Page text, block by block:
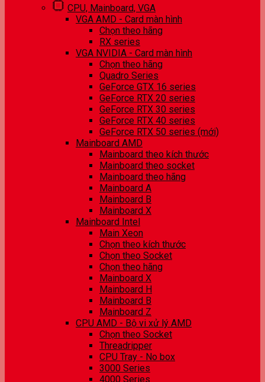
CPU, Mainboard, VGA
VGA AMD - Card màn hình
Chọn theo hãng
RX series
VGA NVIDIA - Card màn hình
Chọn theo hãng
Quadro Series
GeForce GTX 16 series
GeForce RTX 20 series
GeForce RTX 30 series
GeForce RTX 40 series
GeForce RTX 50 series (mới)
Mainboard AMD
Mainboard theo kích thước
Mainboard theo socket
Mainboard theo hãng
Mainboard A
Mainboard B
Mainboard X
Mainboard Intel
Main Xeon
Chọn theo kích thước
Chọn theo Socket
Chọn theo hãng
Mainboard X
Mainboard H
Mainboard B
Mainboard Z
CPU AMD - Bộ vi xử lý AMD
Chọn theo Socket
Threadripper
CPU Tray - No box
3000 Series
4000 Series